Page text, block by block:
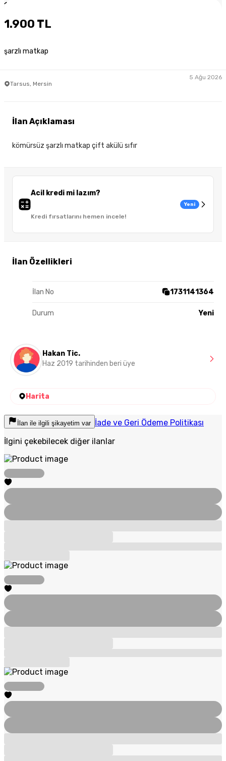
1
1.900 TL
şarzlı matkap
Tarsus, Mersin
5 Ağu 2026
Acil kredi mi lazım?
Kredi fırsatlarını hemen incele!
Yeni
İlan Özellikleri
İlan No 1731141364
Durum Yeni
İlan Açıklaması
kömürsüz şarzlı matkap çift akülü sıfır
Hakan Tic.
Haz 2019 tarihinden beri üye
Harita
İlan ile ilgili şikayetim var İade ve Geri Ödeme Politikası
İlgini çekebilecek diğer ilanlar